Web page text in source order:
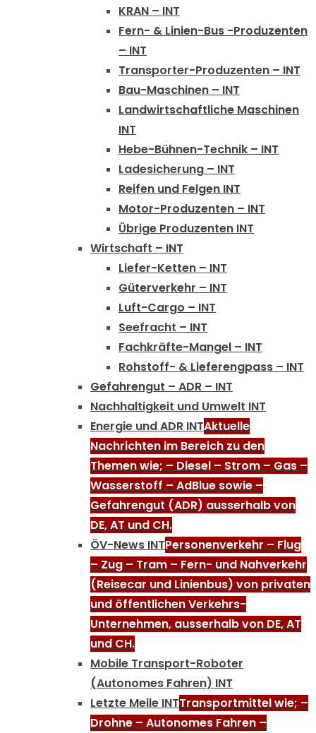
KRAN – INT
Fern- & Linien-Bus -Produzenten
– INT
Transporter-Produzenten – INT
Bau-Maschinen – INT
Landwirtschaftliche Maschinen
INT
Hebe-Bühnen-Technik – INT
Ladesicherung – INT
Reifen und Felgen INT
Motor-Produzenten – INT
Übrige Produzenten INT
Wirtschaft – INT
Liefer-Ketten – INT
Güterverkehr – INT
Luft-Cargo – INT
Seefracht – INT
Fachkräfte-Mangel – INT
Rohstoff- & Lieferengpass – INT
Gefahrengut – ADR – INT
Nachhaltigkeit und Umwelt INT
Energie und ADR INTAktuelle
Nachrichten im Bereich zu den
Themen wie; – Diesel – Strom – Gas –
Wasserstoff – AdBlue sowie –
Gefahrengut (ADR) ausserhalb von
DE, AT und CH.
ÖV-News INTPersonenverkehr – Flug
– Zug – Tram – Fern- und Nahverkehr
(Reisecar und Linienbus) von privaten
und öffentlichen Verkehrs-
Unternehmen, ausserhalb von DE, AT
und CH.
Mobile Transport-Roboter
(Autonomes Fahren) INT
Letzte Meile INTTransportmittel wie; –
Drohne – Autonomes Fahren –